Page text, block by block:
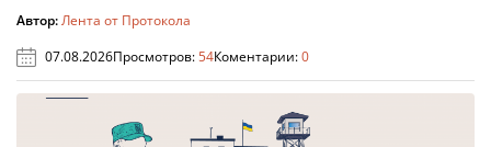
Автор:Лента от Протокола
07.08.2026Просмотров:54Коментарии:0